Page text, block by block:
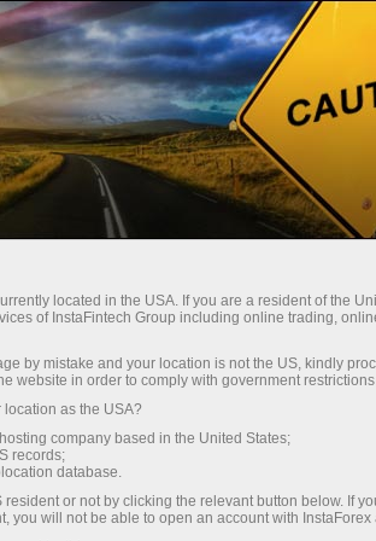
Analytical Reviews Technical analysis
Forex Analysis &
forecast 13/04/2026:
USD/JPY, GBP/USD, SP500,
Oil and Bitcoin
located in the USA. If you are a resident of the
of InstaFintech Group including online trading,
by mistake and your location is not the US, kindly
website in order to comply with government
as the USA?
company based in the United States;
records;
database.
or not by clicking the relevant button below. If
you will not be able to open an account with InstaForex